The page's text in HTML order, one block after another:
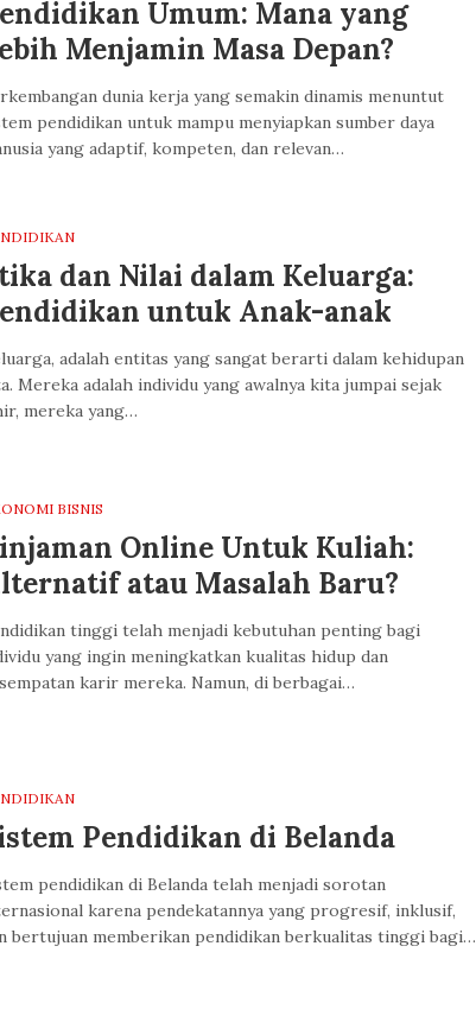
Umum: Mana yang
Menjamin Masa Depan?
dunia kerja yang semakin dinamis menuntut
pendidikan untuk mampu menyiapkan sumber daya
yang adaptif, kompeten, dan relevan…
dan Nilai dalam Keluarga:
untuk Anak-anak
adalah entitas yang sangat berarti dalam kehidupan
Mereka adalah individu yang awalnya kita jumpai sejak
mereka yang…
BISNIS
Online Untuk Kuliah:
atau Masalah Baru?
tinggi telah menjadi kebutuhan penting bagi
yang ingin meningkatkan kualitas hidup dan
karir mereka. Namun, di berbagai…
Pendidikan di Belanda
pendidikan di Belanda telah menjadi sorotan
karena pendekatannya yang progresif, inklusif,
bertujuan memberikan pendidikan berkualitas tinggi bagi…